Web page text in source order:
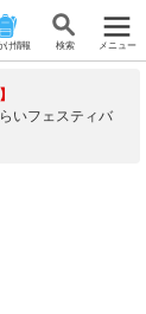
け情報 検 索 メニュー
いフェスティバ